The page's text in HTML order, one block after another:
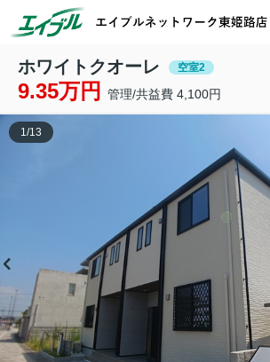
ホワイトクオーレ 空室2
9.35万円 管理/共益費 4,100円
1/13